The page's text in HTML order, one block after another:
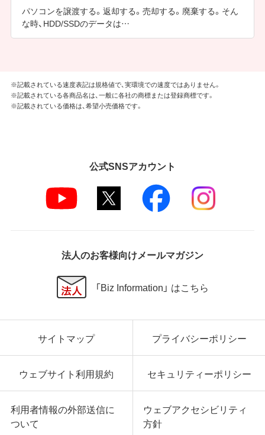
パソコンを譲渡する。返却する。売却する。廃棄する。そん
な時、HDD/SSDのデータは…
※記載されている速度表記は規格値で、実環境での速度ではありません。
※記載されている各商品名は、一般に各社の商標または登録商標です。
※記載されている価格は、希望小売価格です。
公式SNSアカウント
法人のお客様向けメールマガジン
「Biz Information」 はこちら
サイトマップ プライバシーポリシー
ウェブサイト利用規約 セキュリティーポリシー
利用者情報の外部送信に
ついて
ウェブアクセシビリティ
方針